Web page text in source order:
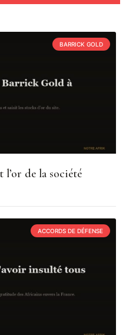
BARRICK GOLD
l’or de la société
ACCORDS DE DÉFENSE